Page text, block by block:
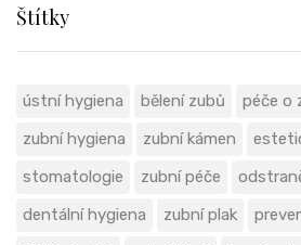
Štítky
ústní hygiena bělení zubů péče o
zubní hygiena
zubní kámen
stomatologie
zubní péče
dentální hygiena
zubní plak